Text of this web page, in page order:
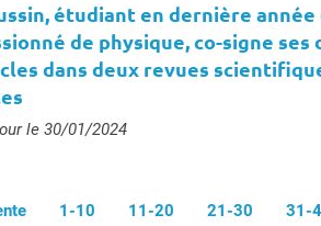
étudiant en dernière année
de physique, co-signe ses
dans deux revues
le 30/01/2024
1-10 11-20 21-30 31-